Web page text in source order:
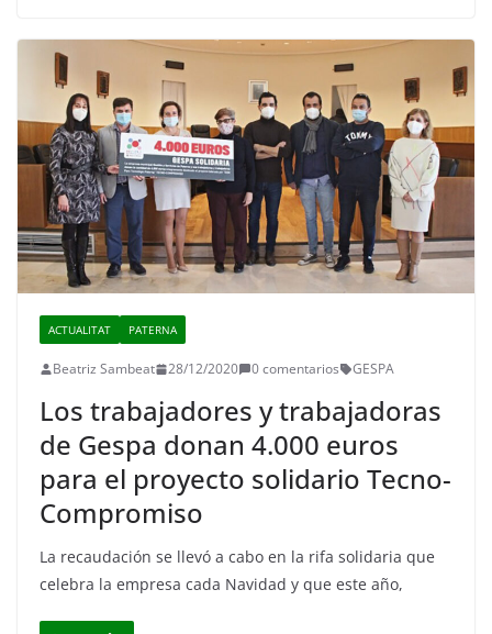
ACTUALITAT PATERNA
Beatriz Sambeat 28/12/2020 0 comentarios GESPA
Los trabajadores y trabajadoras
de Gespa donan 4.000 euros
para el proyecto solidario Tecno-
Compromiso
La recaudación se llevó a cabo en la rifa solidaria que
celebra la empresa cada Navidad y que este año,